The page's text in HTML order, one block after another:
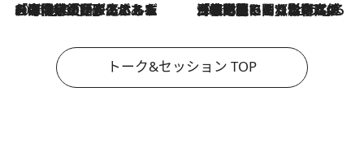
2026.8.3
「今後値上げがあるとすれば…」「リスクがあるのは今年の冬」エネルギー専門家が語る、ホルムズ海峡封鎖が家庭にもたらす“ある心配” 2026.8.3
「住宅建てられない…」「サーチャージ料の高値が続いている」ホルムズ海峡封鎖による影響はいつまで続く？《エネルギー専門家に聞く“どうなる日本の暮らし”》
トーク&セッション TOP